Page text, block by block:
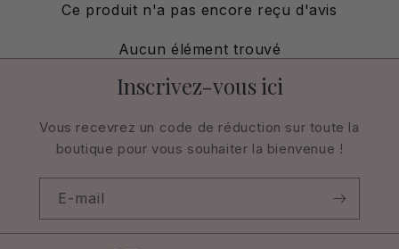
Ce produit n'a pas encore reçu d'avis
Aucun élément trouvé
Inscrivez-vous ici
Vous recevrez un code de réduction sur toute la
boutique pour vous souhaiter la bienvenue !
E-mail